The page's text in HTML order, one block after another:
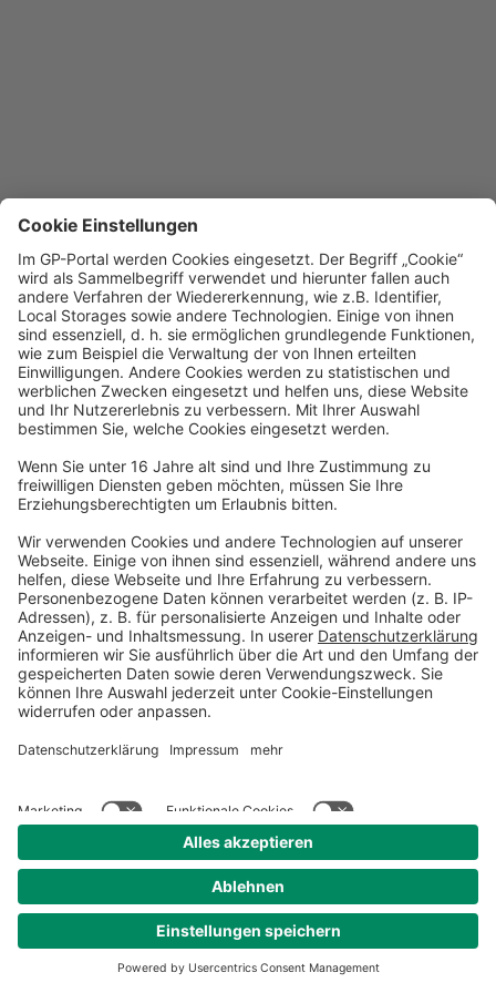
nicht geladen
werden
Mögliche Gründe könnten sein:
Sie nutzen einen veralteten
Browser. Bitte aktualisieren Sie
Ihren Browser oder wechseln
Sie auf Chrome, Firefox oder
Edge.
Es liegen
Verbindungsprobleme vor.
Bitte vergewissern Sie sich,
dass Sie eine stabile
Internetverbindung haben.